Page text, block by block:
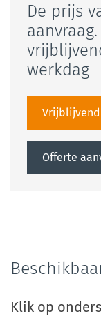
De prijs
werkdag
Offerte
Klik op